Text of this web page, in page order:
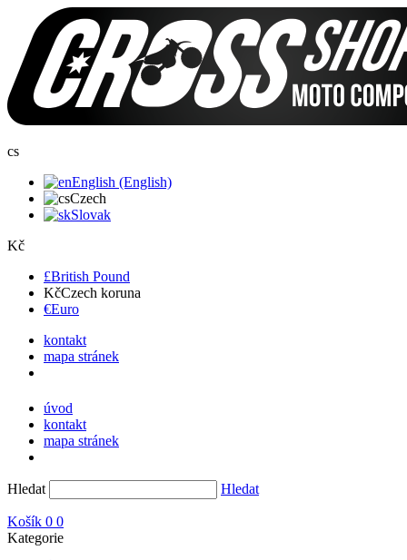
cs
English (English)
Czech
Slovak
Kč
£British Pound
KčCzech koruna
€Euro
kontakt
mapa stránek
úvod
kontakt
mapa stránek
Hledat Hledat
Košík 0 0
Kategorie